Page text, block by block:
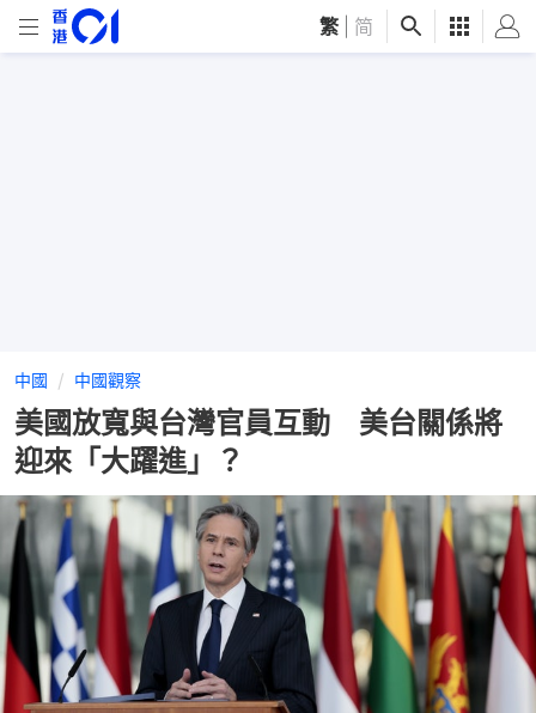
繁 简
中國 中國觀察
美國放寬與台灣官員互動 美台關係將
迎來「大躍進」？